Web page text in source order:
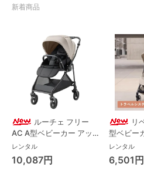
新着商品
ルーチェ フリー
AC A型ベビーカー アッ
プリカ(Aprica) A型ベビ
ーカー アップリカ
(Aprica)
レンタル
10,087円
リ
型ベビー
ス(cybex)
レンタル
6,501円